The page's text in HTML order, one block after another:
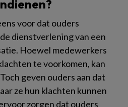
voor dat ouders
dienstverlening van een
Hoewel medewerkers
te voorkomen, kan
geven ouders aan dat
ze hun klachten kunnen
zorgen dat ouders